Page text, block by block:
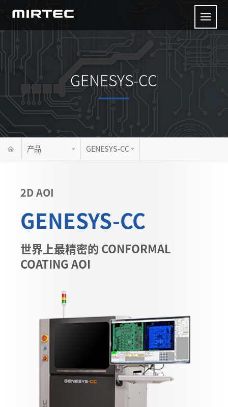
GENESYS-CC
产品 GENESYS-CC
2D AOI
GENESYS-CC
世界上最精密的 CONFORMAL
COATING AOI